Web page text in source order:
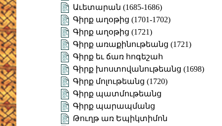
Աւետարան (1685-1686)
Գիրք աղօթից (1701-1702)
Գիրք աղօթից (1721)
Գիրք առաքինութեանց (1721)
Գիրք եւ ճառ հոգեշահ
Գիրք խոստովանութեանց (1698)
Գիրք մոլութեանց (1720)
Գիրք պատմութեանց
Գիրք պարապմանց
Թուղթ առ Եպիկտիմոն